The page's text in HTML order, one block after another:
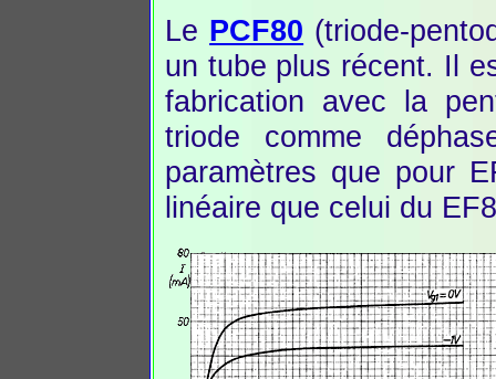
Le PCF80 (triode-
un tube plus récent. Il
fabrication avec la
triode comme
paramètres que pour
linéaire que celui du